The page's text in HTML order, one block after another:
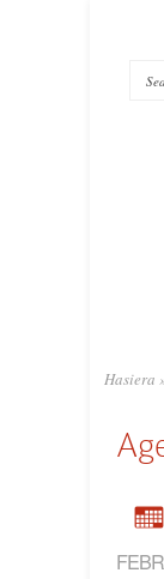
Hasiera